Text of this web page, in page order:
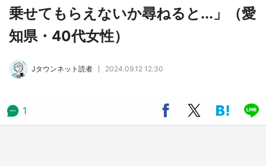
ラプラス・ダークネスが栃木県を征服！？ 県
公式プロモ動画で「聖地」が生産されてます
【7／31～1／31】
む 六本木ヒルズ展望台でコラボ、本邦初公開
日向翔陽＆影山飛雄が笹かまを食べる！ アニ
メ『ハイキュー！！』×老舗「鐘崎」コラボで
乗せてもらえないか尋ねると...」（愛
知県・40代女性）
Jタウンネット読者 2024.09.12 12:30
1